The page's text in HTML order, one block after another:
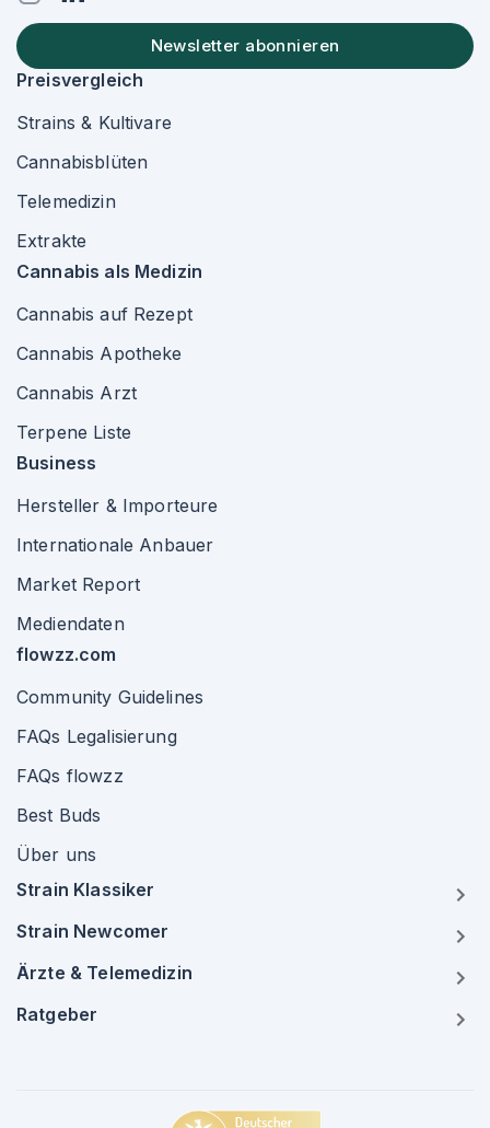
Newsletter abonnieren
Preisvergleich
Strains & Kultivare
Cannabisblüten
Telemedizin
Extrakte
Cannabis als Medizin
Cannabis auf Rezept
Cannabis Apotheke
Cannabis Arzt
Terpene Liste
Business
Hersteller & Importeure
Internationale Anbauer
Market Report
Mediendaten
flowzz.com
Community Guidelines
FAQs Legalisierung
FAQs flowzz
Best Buds
Über uns
Strain Klassiker
Strain Newcomer
Ärzte & Telemedizin
Ratgeber